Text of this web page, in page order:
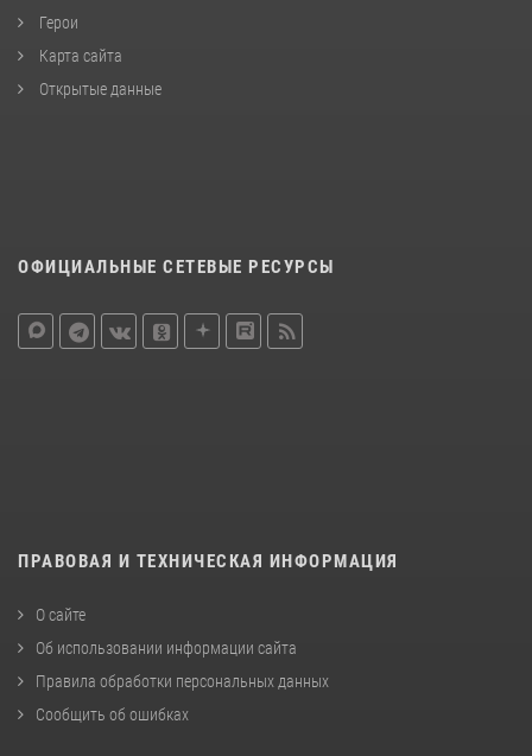
Герои
Карта сайта
Открытые данные
ОФИЦИАЛЬНЫЕ СЕТЕВЫЕ РЕСУРСЫ
ПРАВОВАЯ И ТЕХНИЧЕСКАЯ ИНФОРМАЦИЯ
О сайте
Об использовании информации сайта
Правила обработки персональных данных
Сообщить об ошибках